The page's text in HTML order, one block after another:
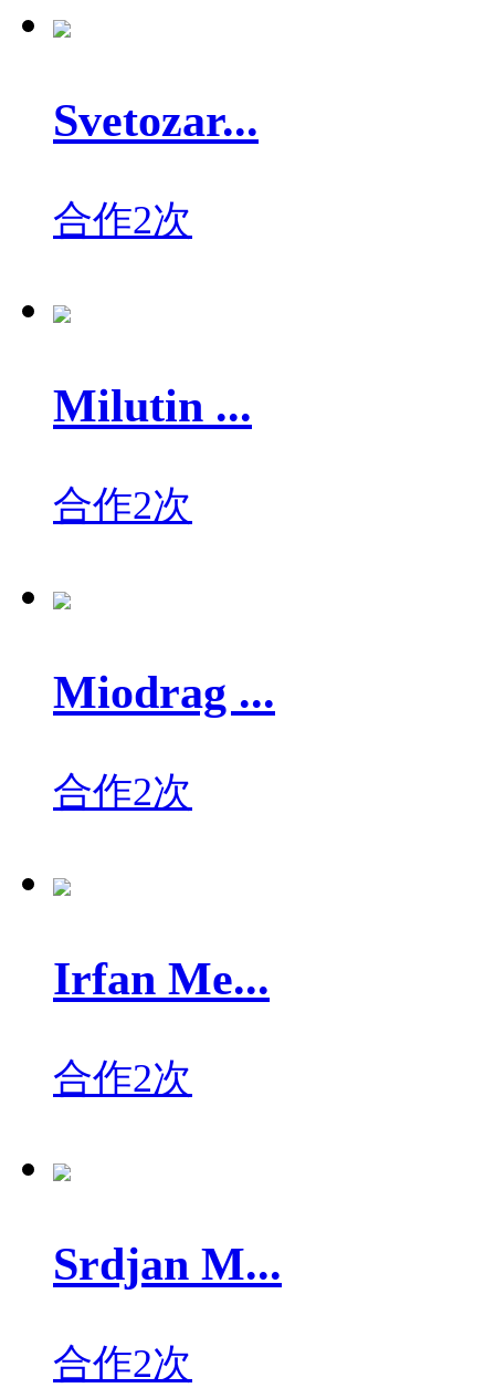
Svetozar...
合作2次
Milutin ...
合作2次
Miodrag ...
合作2次
Irfan Me...
合作2次
Srdjan M...
合作2次